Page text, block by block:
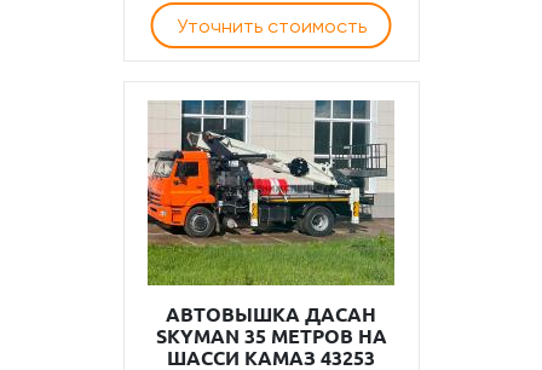
Уточнить стоимость
АВТОВЫШКА ДАСАН
SKYMAN 35 МЕТРОВ НА
ШАССИ КАМАЗ 43253